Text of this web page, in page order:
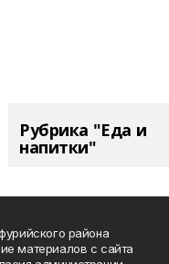
Рубрика "Еда и
напитки"
района
материалов с сайта